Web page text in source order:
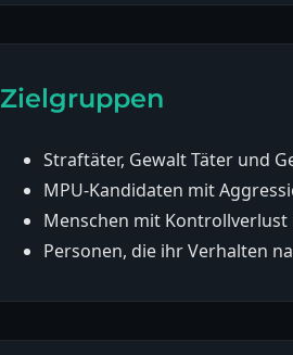
Zielgruppen
Straftäter, Gewalt Täter und
MPU-Kandidaten mit
Menschen mit
Personen, die ihr Verhalten